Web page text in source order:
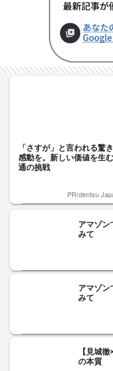
「さすが」と言われる驚
感動を。新しい価値を生
通の挑戦
PR(dentsu
アマゾン
みて
アマゾン
みて
【見城
の本質